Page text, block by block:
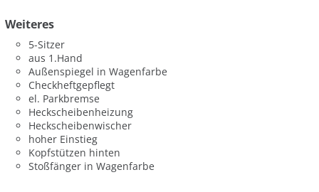
Weiteres
5-Sitzer
aus 1.Hand
Außenspiegel in Wagenfarbe
Checkheftgepflegt
el. Parkbremse
Heckscheibenheizung
Heckscheibenwischer
hoher Einstieg
Kopfstützen hinten
Stoßfänger in Wagenfarbe